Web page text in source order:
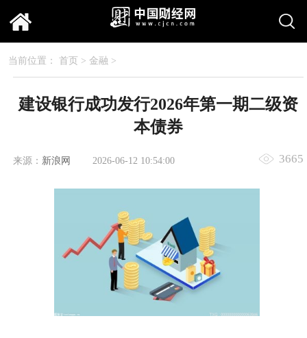
当前位置： 首页 > 金融 >
建设银行成功发行2026年第一期二级资
本债券
来源： 新浪网 2026-06-12 10:54:00 3665